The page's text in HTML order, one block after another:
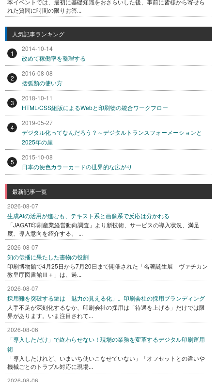
れた質問に時間の限りお答...
人気記事ランキング
1
2014-10-14
改めて稼働率を整理する
2
2016-08-08
括弧類の使い方
3
2018-10-11
HTML/CSS組版によるWebと印刷物の統合ワークフロー
4
2019-05-27
デジタル化ってなんだろう？～デジタルトランスフォーメーションと
2025年の崖
5
2015-10-08
日本の便色カラーカードの世界的な広がり
最新記事一覧
2026-08-07
生成AIの活用が進むも、テキスト系と画像系で反応は分かれる
「JAGAT印刷産業経営動向調査」より新技術、サービスの導入状況、満足
度、導入意向を紹介する。 ...
2026-08-07
知の伝播に果たした書物の役割
印刷博物館で4月25日から7月20日まで開催された「名著誕生展 ヴァチカン
教皇庁図書館Ⅲ＋」は、過...
2026-08-07
採用難を突破する鍵は「魅力の見える化」。印刷会社の採用ブランディング
人手不足が深刻化するなか、印刷会社の採用は「待遇を上げる」だけでは限
界があります。いま注目されて...
2026-08-06
「導入しただけ」で終わらせない！現場の業務を変革するデジタル印刷運用
術
「導入したけれど、いまいち使いこなせていない」「オフセットとの違いや
機械ごとのトラブル対応に現場...
2026-08-06